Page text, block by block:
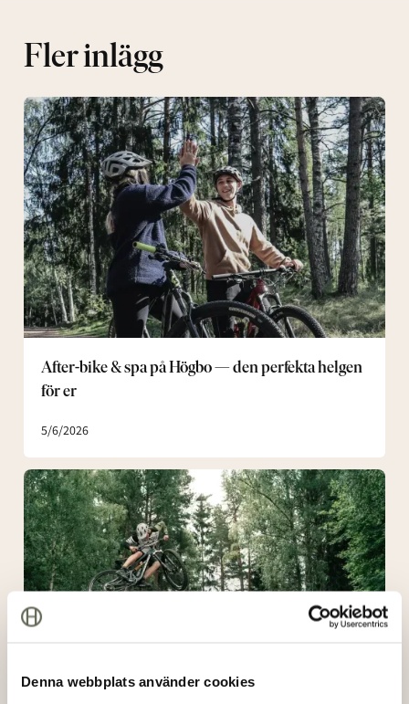
Denna webbplats använder cookies
Fler inlägg
After-bike & spa på Högbo — den perfekta helgen
för er
5/6/2026
After-
bike
&
spa
på
Högbo
—
den
perfekta
helgen
för
Bemästra
tekniken:
Högbo
MTB
Arena
för
den
erfarne